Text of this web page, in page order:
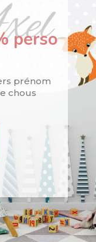
perso
prénom
chous